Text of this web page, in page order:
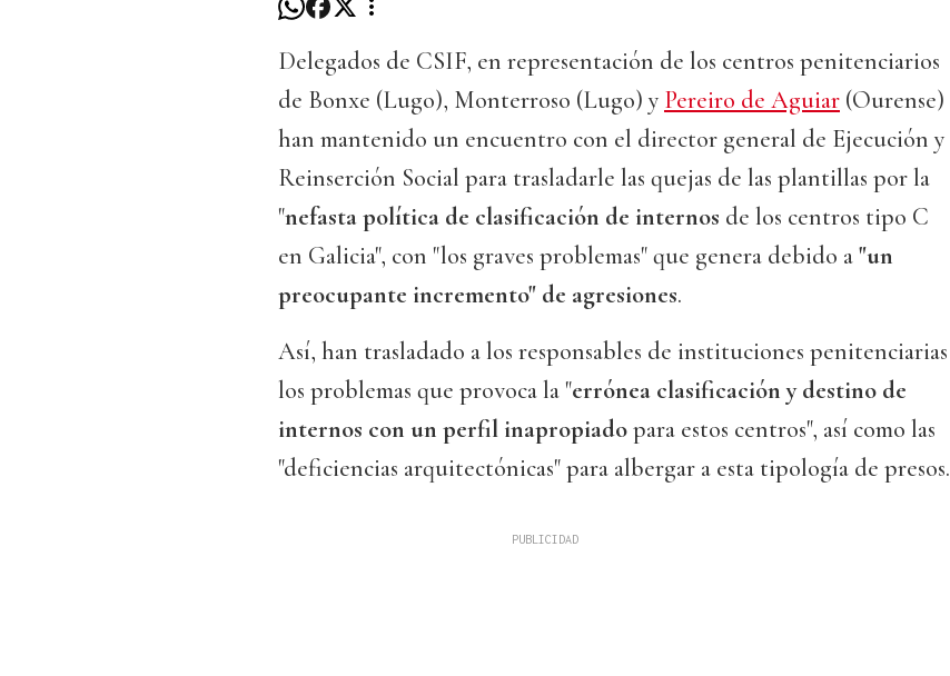
Delegados de CSIF, en representación de los centros penitenciarios
de Bonxe (Lugo), Monterroso (Lugo) y Pereiro de Aguiar (Ourense)
han mantenido un encuentro con el director general de Ejecución y
Reinserción Social para trasladarle las quejas de las plantillas por la
"nefasta política de clasificación de internos de los centros tipo C
en Galicia", con "los graves problemas" que genera debido a"un
preocupante incremento" de agresiones.
Así, han trasladado a los responsables de instituciones penitenciarias
los problemas que provoca la "errónea clasificación y destino de
internos con un perfil inapropiadopara estos centros", así como las
"deficiencias arquitectónicas" para albergar a esta tipología de presos.